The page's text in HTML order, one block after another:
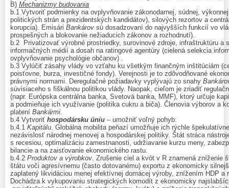
B) Mechanizmy budovania
b.1 Vytvoriť podmienky na ovplyvňovanie zákonodarnej, súdnej,
politických strán a prezidentských kandidátov), silových rezortov a
korupcia). Emisári Bankárov sú dosadzovaní do najvyšších funkcií vo
prospešných a blokovanie nežiaducich zákonov a rozhodnutí).
b.2 Privatizovať výrobné prostriedky, surovinové zdroje, infraštruktúru a
informačných médií a dosah na ratingové agentúry (cielená selekcia
ovplyvňovanie psychológie občanov) .
b.3 Vylúčiť zásahy vlády vo vzťahu ku všetkým finančným inštitúciám
poisťovne, burza, investičné fondy). Verejnosti je to zdôvodňované
právnymi normami. Deregulačné požiadavky vyplývajú zo snahy
súvisiaceho s fiškálnou politikou vlády. Naopak, cieľom je zriadiť
(napr. Európska centrálna banka, Svetová banka, MMF), ktorý určuje
a podmieňuje ich využívanie (politika cukru a biča). Členovia výborov a
platení Bankármi
b.4 Vytvoriť hospodársku úniu – umožniť voľný pohyb:
b.4.1 Kapitálu . Globálna mobilita peňazí umožňuje ich rýchle
nezávislosť národnej menovej a hospodárskej politiky. Štát stráca
s recesiou, optimalizáciu zamestnanosti, udržiavanie kurzu meny,
bilancie a na zaisťovanie ekonomického rastu.
b.4.2 Produktov a výrobkov . Zrušenie ciel a kvót v R znamená zníženie
štátu voči agresívnemu (často dotovanému) exportu z ekonomicky
zaplatený likvidáciou menej efektívnej domácej výroby, znížením HDP a
Dochádza k vykupovaniu strategických komodít z ekonomicky